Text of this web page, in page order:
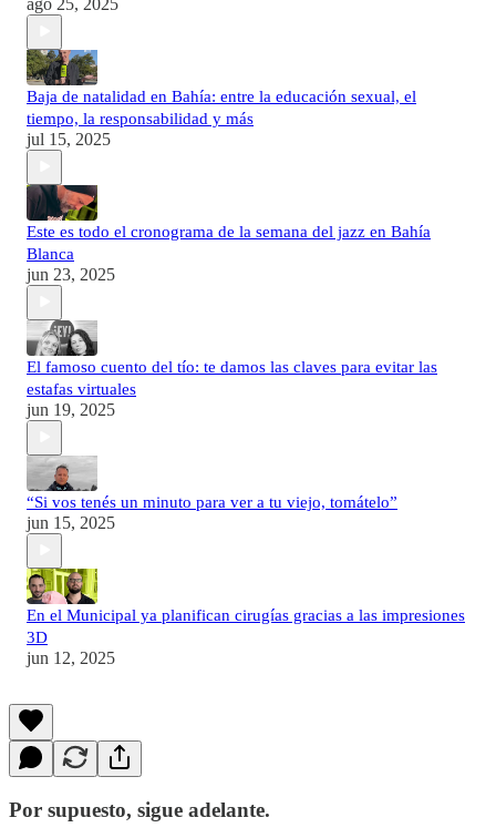
ago 25, 2025
Baja de natalidad en Bahía: entre la educación sexual, el
tiempo, la responsabilidad y más
jul 15, 2025
Este es todo el cronograma de la semana del jazz en Bahía
Blanca
jun 23, 2025
El famoso cuento del tío: te damos las claves para evitar las
estafas virtuales
jun 19, 2025
“Si vos tenés un minuto para ver a tu viejo, tomátelo”
jun 15, 2025
En el Municipal ya planifican cirugías gracias a las impresiones
3D
jun 12, 2025
Por supuesto, sigue adelante.